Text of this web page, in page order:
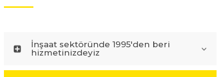
İnşaat sektöründe 1995'den beri
hizmetinizdeyiz